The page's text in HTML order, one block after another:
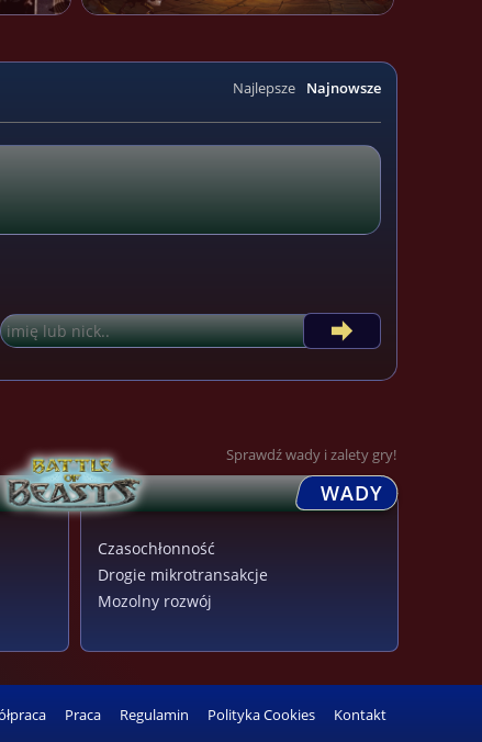
Najnowsze
Najlepsze
Sprawdź wady i zalety gry!
WADY
Czasochłonność
Drogie mikrotransakcje
Mozolny rozwój
Praca Regulamin Polityka Cookies Kontakt